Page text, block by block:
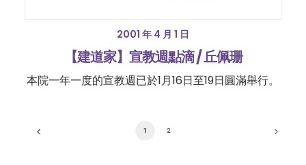
2001 年 4 月 1 日
【建道家】宣教週點滴 / 丘佩珊
本院一年一度的宣教週已於1月16日至19日圓滿舉行。
1 2